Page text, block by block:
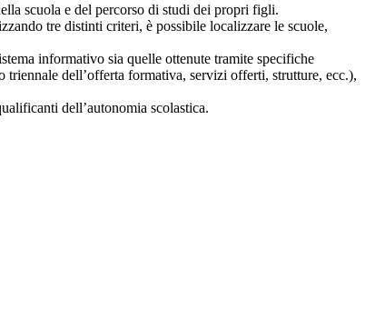
scuola e del percorso di studi dei propri figli.
tre distinti criteri, è possibile localizzare le scuole,
informativo sia quelle ottenute tramite specifiche
triennale dell’offerta formativa, servizi offerti, strutture, ecc.),
dell’autonomia scolastica.